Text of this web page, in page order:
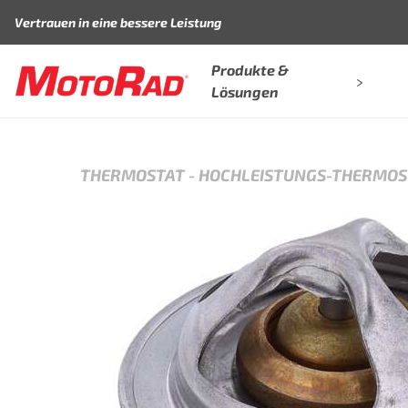
Vertrauen in eine bessere Leistung
Produkte &
Lösungen
THERMOSTAT- HOCHLEISTUNGS-